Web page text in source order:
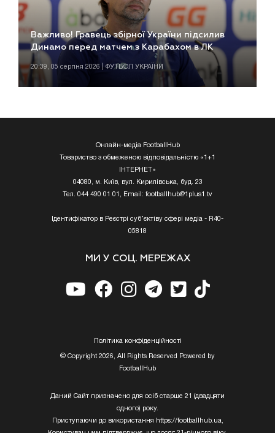
Важливо! Гравець збірної України підсилив
Динамо перед матчем з Карабахом в ЛК
20:39, 05 серпня 2026 | ФУТБОЛ УКРАЇНИ
Онлайн-медіа FootballHub
Товариство з обмеженою відповідальністю «1+1
ІНТЕРНЕТ»
04080, м. Київ, вул. Кирилівська, буд. 23
Тел. 044 490 01 01, Email: footballhub@1plus1.tv
Ідентифікатор в Реєстрі суб’єктіву сфері медіа - R40-
05818
МИ У СОЦ. МЕРЕЖАХ
Полiтика конфiденцiйностi
© Copyright 2026, All Rights Reserved Powered by
FootballHub
Даний Сайт призначено для осіб старше 21 (двадцяти
одного) року.
Приступаючи до використання https://footballhub.ua,